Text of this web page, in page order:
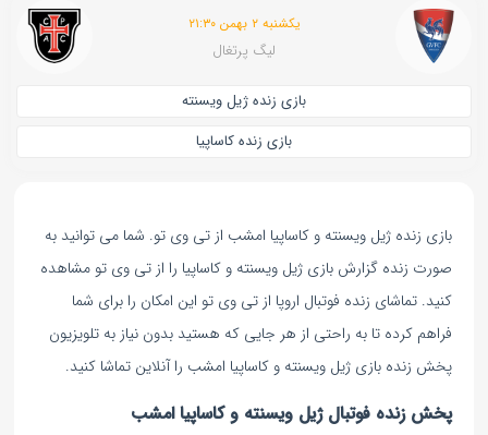
یکشنبه ۲ بهمن ۲۱:۳۰
لیگ پرتغال
بازی زنده ژیل ویسنته
بازی زنده کاساپیا
بازی زنده ژیل ویسنته و کاساپیا امشب از تی وی تو. شما می توانید به
صورت زنده گزارش بازی ژیل ویسنته و کاساپیا را از تی وی تو مشاهده
کنید. تماشای زنده فوتبال اروپا از تی وی تو این امکان را برای شما
فراهم کرده تا به راحتی از هر جایی که هستید بدون نیاز به تلویزیون
پخش زنده بازی ژیل ویسنته و کاساپیا امشب را آنلاین تماشا کنید.
پخش زنده فوتبال ژیل ویسنته و کاساپیا امشب